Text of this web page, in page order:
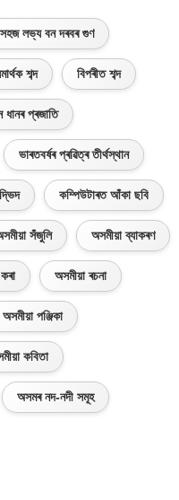
সহজ লভ্য বন দৰবৰ গুণ
শব্দ বিপৰীত শব্দ
প্ৰজাতি
ভাৰতবৰ্ষৰ প্ৰৱিত্ৰ তীৰ্থস্থান
কম্পিউটাৰত আঁকা ছবি
সঁজুলি অসমীয়া ব্যাকৰণ
অসমীয়া ৰচনা
অসমীয়া পঞ্জিকা
কবিতা
অসমৰ নদ-নদী সমূহ